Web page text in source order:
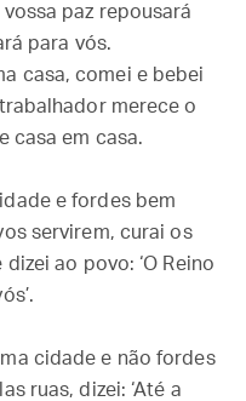
paz repousará
para vós.
casa, comei e bebei
merece o
casa em casa.
e fordes bem
servirem, curai os
ao povo: ‘O Reino
cidade e não fordes
ruas, dizei: ‘Até a